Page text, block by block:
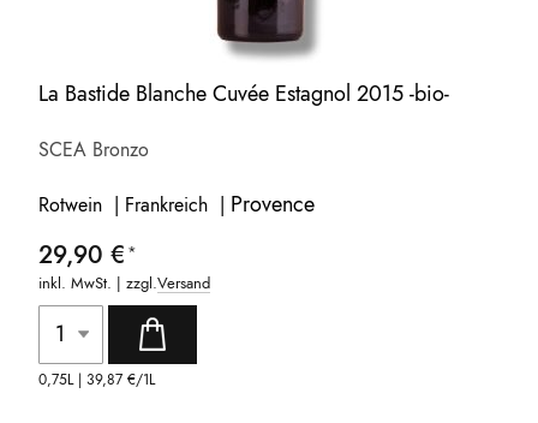
La Bastide Blanche Cuvée Estagnol 2015 -bio-
SCEA Bronzo
Rotwein | Frankreich | Provence
29,90 €
inkl. MwSt. | zzgl.Versand
0,75L |39,87 €/1L